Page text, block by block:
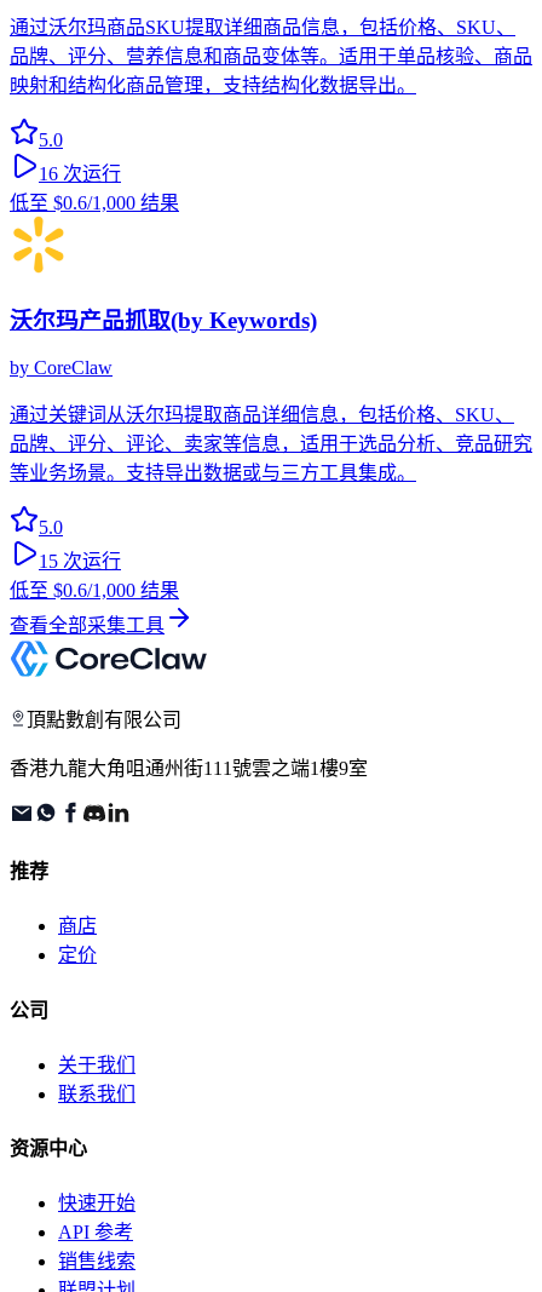
通过沃尔玛商品SKU提取详细商品信息，包括价格、SKU、
品牌、评分、营养信息和商品变体等。适用于单品核验、商品
映射和结构化商品管理，支持结构化数据导出。
5.0
16 次运行
低至 $0.6/1,000 结果
沃尔玛产品抓取(by Keywords)
by CoreClaw
通过关键词从沃尔玛提取商品详细信息，包括价格、SKU、
品牌、评分、评论、卖家等信息，适用于选品分析、竞品研究
等业务场景。支持导出数据或与三方工具集成。
5.0
15 次运行
低至 $0.6/1,000 结果
查看全部采集工具
頂點數創有限公司
香港九龍大角咀通州街111號雲之端1樓9室
推荐
商店
定价
公司
关于我们
联系我们
资源中心
快速开始
API 参考
销售线索